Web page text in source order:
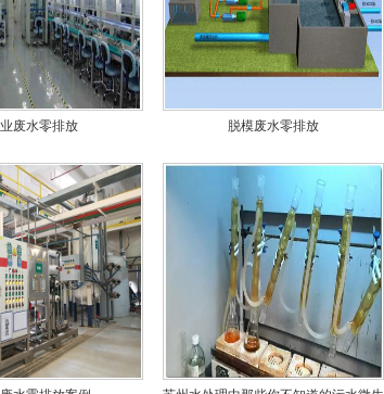
废水零排放 脱模废水零排放